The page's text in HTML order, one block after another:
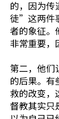
的，因为
徒”这两件
者的象征。
非常重要，
第二，他们
的后果。有
救的改变
督教其实只